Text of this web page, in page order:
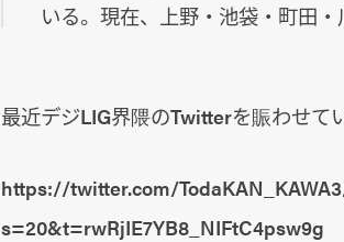
いる。現在、上野・池袋・町田
最近デジLIG界隈のTwitterを賑わせ
https://twitter.com/
s=20&t=rwRjIE7YB8_NIFtC4psw9g